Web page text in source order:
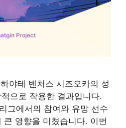
야테 벤처스 시즈오카의 성
으로 작용한 결과입니다.
그에서의 참여와 유망 선수
큰 영향을 미쳤습니다. 이번